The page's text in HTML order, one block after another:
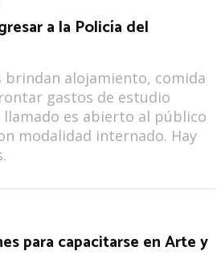
a la Policía del
brindan alojamiento, comida
gastos de estudio
es abierto al público
modalidad internado. Hay
para capacitarse en Arte y